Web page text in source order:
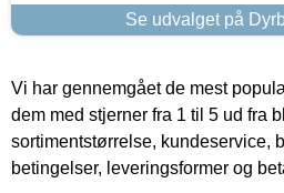
Se udvalget på
Vi har gennemgået de mest
dem med stjerner fra 1 til 5 ud fra
sortimentstørrelse, kundeservice,
betingelser, leveringsformer og